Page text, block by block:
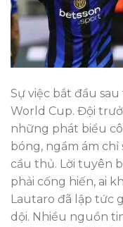
Sự việc bắt đầu
World Cup. Đội
những phát biểu
bóng, ngầm ám
cầu thủ. Lời tuyên
phải cống hiến, ai
Lautaro đã lập tức
dội. Nhiều nguồn